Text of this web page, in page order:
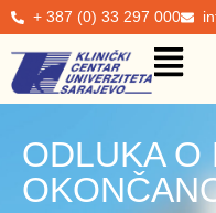
+ 387 (0) 33 297 000
ODLUKA O